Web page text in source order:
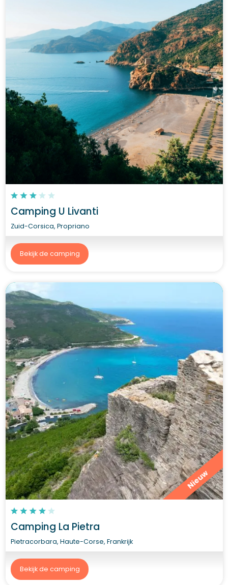
Camping U Livanti
Zuid-Corsica, Propriano
Bekijk de camping
Nieuw
Camping La Pietra
Pietracorbara, Haute-Corse, Frankrijk
Bekijk de camping